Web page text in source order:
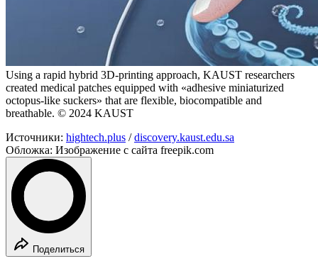
Using a rapid hybrid 3D-printing approach, KAUST researchers
created medical patches equipped with «adhesive miniaturized
octopus-like suckers» that are flexible, biocompatible and
breathable. © 2024 KAUST
Источники: hightech.plus /discovery.kaust.edu.sa
Обложка: Изображение с сайта freepik.com
Поделиться